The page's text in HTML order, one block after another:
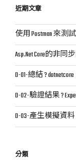
近期文章
使用 Postman 來測試
Asp.Net Core的非同
D-01-總結 ? dotnetcore
D-02-驗證結果 ?
D-03-產生模擬資料 ?
分類